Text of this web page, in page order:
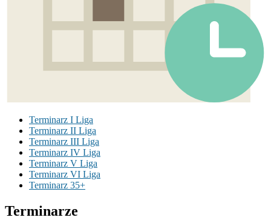
Terminarz I Liga
Terminarz II Liga
Terminarz III Liga
Terminarz IV Liga
Terminarz V Liga
Terminarz VI Liga
Terminarz 35+
Terminarze